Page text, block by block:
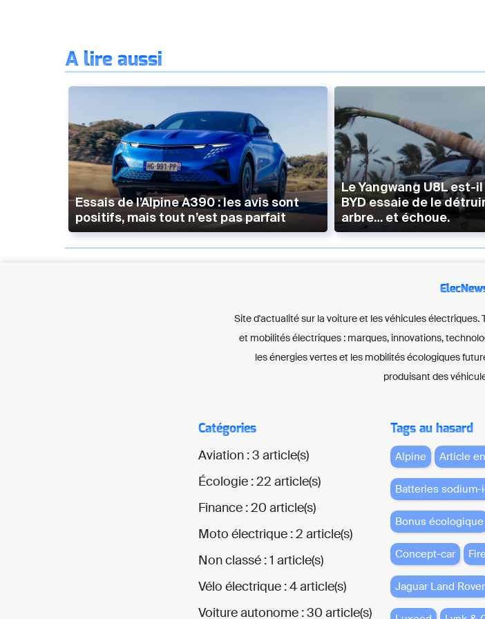
À lire aussi
Essais de l’Alpine A390 : les avis sont
positifs, mais tout n’est pas parfait
Le Yangwang U8L est-
BYD essaie de le
arbre… et échoue.
Site d'actualité sur la voiture et les véhicules
et mobilités électriques : marques, innovations,
les énergies vertes et les mobilités écologiques
produisant des
Catégories
Aviation : 3 article(s)
Écologie : 22 article(s)
Finance : 20 article(s)
Moto électrique : 2 article(s)
Non classé : 1 article(s)
Vélo électrique : 4 article(s)
Voiture autonome : 30 article(s)
Tags au hasard
Alpine Article
Batteries sodium-
Bonus écologique
Concept-car
Jaguar Land Rover